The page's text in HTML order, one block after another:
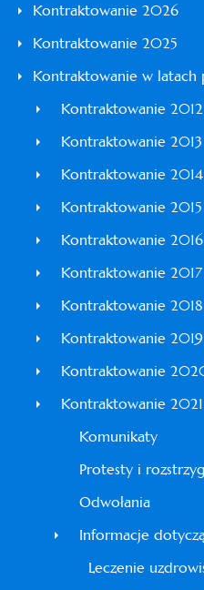
Kontraktowanie 2026
Kontraktowanie 2025
Kontraktowanie w latach
Kontraktowanie 2012
Kontraktowanie 2013
Kontraktowanie 2014
Kontraktowanie 2015
Kontraktowanie 2016
Kontraktowanie 2017
Kontraktowanie 2018
Kontraktowanie 2019
Kontraktowanie
Kontraktowanie 2021
Komunikaty
Protesty i
Odwołania
Informacje
Leczenie